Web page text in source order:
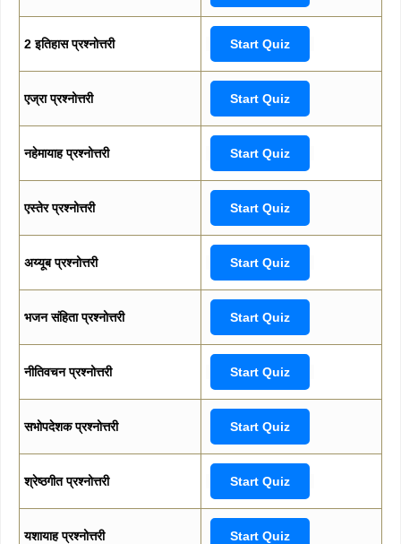
2 इतिहास प्रश्नोत्तरी Start Quiz
एज्रा प्रश्नोत्तरी Start Quiz
नहेमायाह प्रश्नोत्तरी Start Quiz
एस्तेर प्रश्नोत्तरी Start Quiz
अय्यूब प्रश्नोत्तरी Start Quiz
भजन संहिता प्रश्नोत्तरी Start Quiz
नीतिवचन प्रश्नोत्तरी Start Quiz
सभोपदेशक प्रश्नोत्तरी Start Quiz
श्रेष्ठगीत प्रश्नोत्तरी Start Quiz
यशायाह प्रश्नोत्तरी Start Quiz